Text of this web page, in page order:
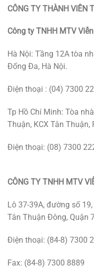
CÔNG TY THÀNH VIÊN
Công ty TNHH MTV
Hà Nội: Tầng 12A tòa
Đống Đa, Hà Nội.
Điện thoại : (04) 7300
Tp Hồ Chí Minh: Tòa
Thuận, KCX Tân Thuận,
Điện thoại: (08) 7300
CÔNG TY TNHH MTV
Lô 37-39A, đường số
Tân Thuận Đông, Quận
Điện thoại: (84-8) 7300
Fax: (84-8) 7300 8889